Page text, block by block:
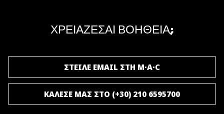
ΧΡΕΙΑΖΕΣΑΙ ΒΟΗΘΕΙΑ;
ΣΤΕΙΛΕ EMAIL ΣΤΗ M·A·C
ΚΑΛΕΣΕ ΜΑΣ ΣΤΟ (+30) 210 6595700